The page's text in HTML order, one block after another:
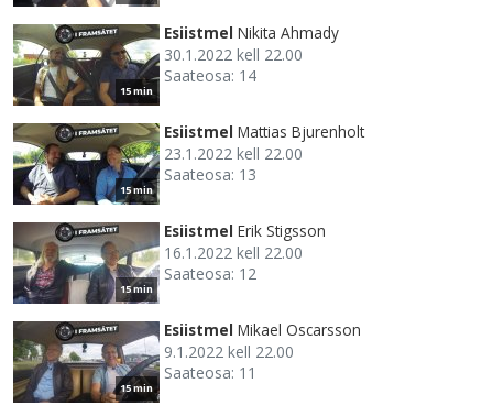
15 min
Esiistmel Nikita Ahmady
30.1.2022 kell 22.00
Saateosa: 14
15 min
Esiistmel Mattias Bjurenholt
23.1.2022 kell 22.00
Saateosa: 13
15 min
Esiistmel Erik Stigsson
16.1.2022 kell 22.00
Saateosa: 12
15 min
Esiistmel Mikael Oscarsson
9.1.2022 kell 22.00
Saateosa: 11